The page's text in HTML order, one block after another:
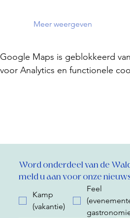
Meer weergeven
Google Maps is geblokkeerd
voor Analytics en functionele
Word onderdeel van de
meld u aan voor onze
Kamp
(vakantie)
Feel